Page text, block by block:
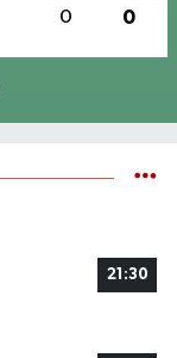
0 0
21:30